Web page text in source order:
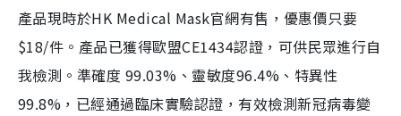
產品現時於HK Medical Mask官網有售，優惠價只要
$18/件。產品已獲得歐盟CE1434認證，可供民眾進行自
我檢測。準確度 99.03%、靈敏度96.4%、特異性
99.8%，已經通過臨床實驗認證，有效檢測新冠病毒變